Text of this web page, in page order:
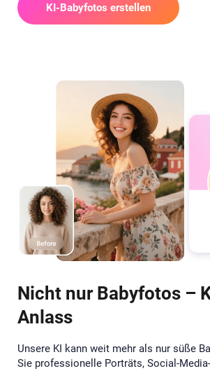
KI-Babyfotos erstellen
Nicht nur Babyfotos –
Anlass
Unsere KI kann weit mehr als nur süße
Sie professionelle Porträts, Social-